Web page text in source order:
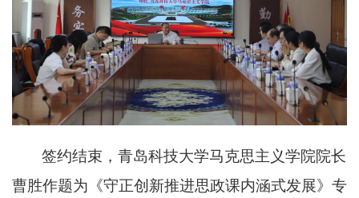
签约结束，青岛科技大学马克思主义学院院长
曹胜作题为《守正创新推进思政课内涵式发展》专